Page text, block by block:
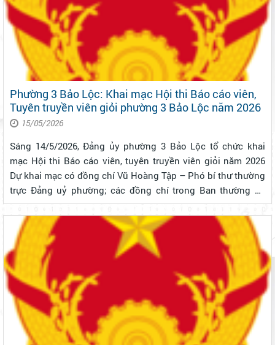
Phường 3 Bảo Lộc: Khai mạc Hội thi Báo cáo viên,
Tuyên truyền viên giỏi phường 3 Bảo Lộc năm 2026
15/05/2026
Sáng 14/5/2026, Đảng ủy phường 3 Bảo Lộc tổ chức khai
mạc Hội thi Báo cáo viên, tuyên truyền viên giỏi năm 2026
Dự khai mạc có đồng chí Vũ Hoàng Tập – Phó bí thư thường
trực Đảng uỷ phường; các đồng chí trong Ban thường vụ
Đảng uỷ phường; cùng các thành viên Ban Tổ chức, lãnh
đạo các cơ quan tham m...